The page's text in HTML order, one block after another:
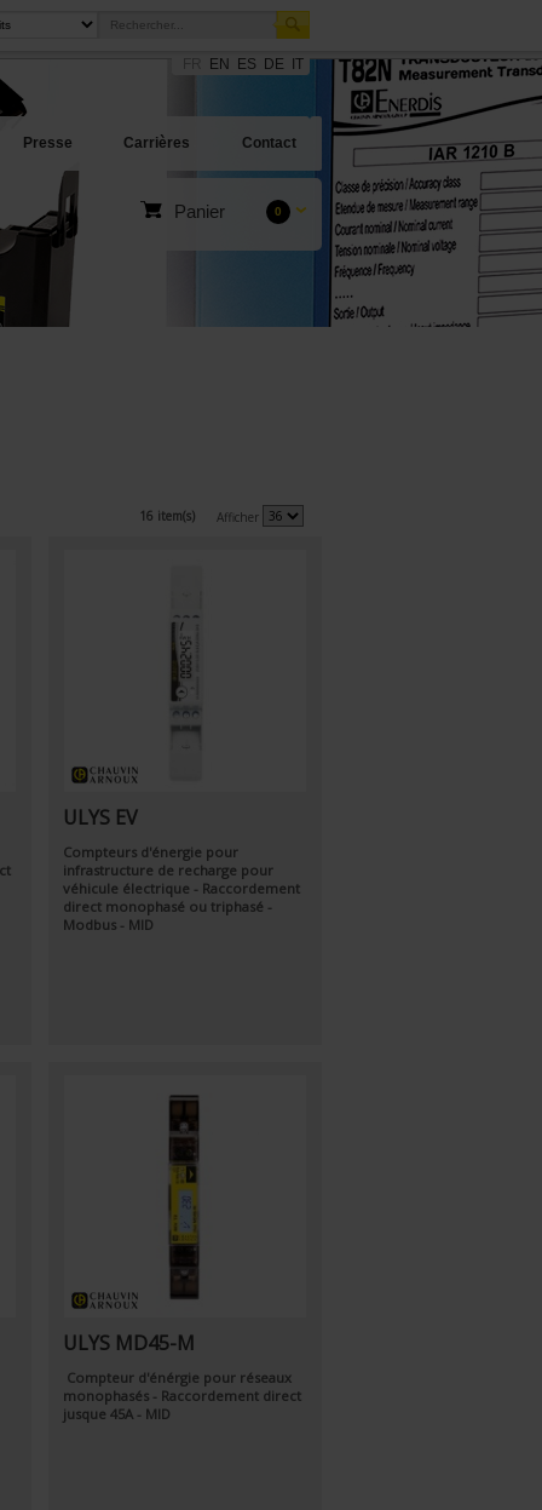
EN ES DE IT
Presse Carrières Contact
Panier 0
16 item(s) Afficher
ULYS EV
Compteurs d'énergie pour
infrastructure de recharge pour
véhicule électrique - Raccordement
direct monophasé ou triphasé -
Modbus - MID
ULYS MD45-M
Compteur d'énérgie pour réseaux
monophasés - Raccordement direct
jusque 45A - MID